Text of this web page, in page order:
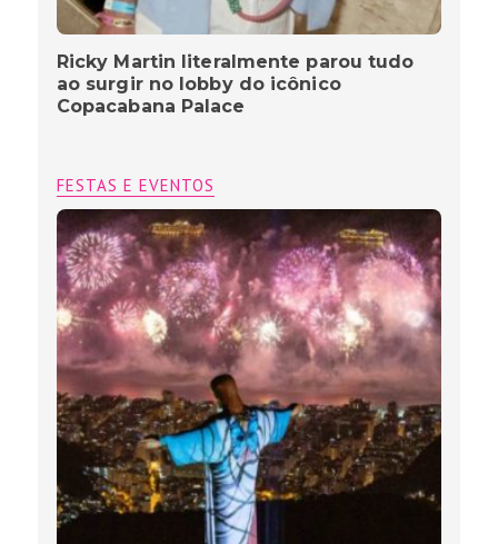
Ricky Martin literalmente parou tudo
ao surgir no lobby do icônico
Copacabana Palace
FESTAS E EVENTOS